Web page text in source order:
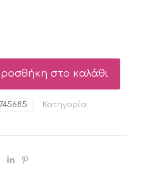
στο καλάθι
Κατηγορία: